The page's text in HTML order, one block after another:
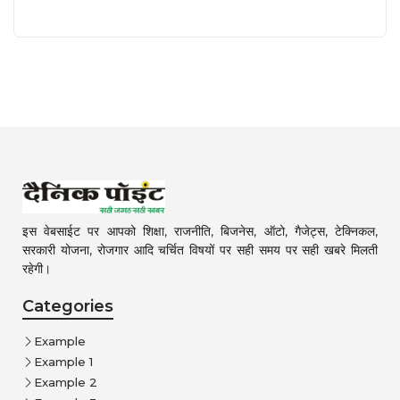
इस वेबसाईट पर आपको शिक्षा, राजनीति, बिजनेस, ऑटो, गैजेट्स, टेक्निकल,
सरकारी योजना, रोजगार आदि चर्चित विषयों पर सही समय पर सही खबरे मिलती
रहेगी।
Categories
Example
Example 1
Example 2